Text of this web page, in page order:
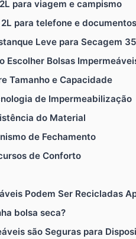
para viagem e campismo
para telefone e documentos
Leve para Secagem
Escolher Bolsas
Tamanho e Capacidade
de Impermeabilização
do Material
de Fechamento
de Conforto
Podem Ser Recicladas
bolsa seca?
são Seguras para